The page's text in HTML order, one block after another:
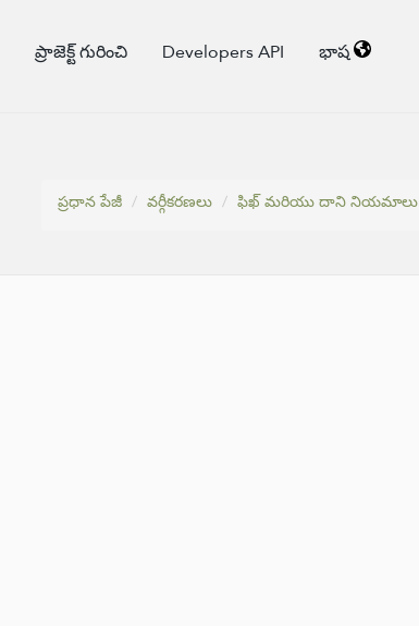
ప్రాజెక్ట్ గురించి Developers API భాష
ప్రధాన పేజీ
వర్గీకరణలు ఫిఖ్ మరియు దాని నియమాలు